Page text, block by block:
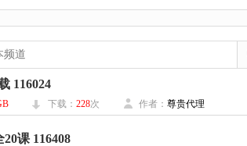
116024
下载： 228次 作者： 尊贵代理
课 116408